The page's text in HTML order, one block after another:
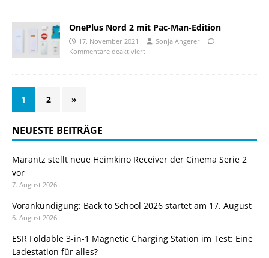
OnePlus Nord 2 mit Pac-Man-Edition
17. November 2021
Sonja Angerer
Kommentare deaktiviert
1 2 »
NEUESTE BEITRÄGE
Marantz stellt neue Heimkino Receiver der Cinema Serie 2
vor
7. August 2026
Vorankündigung: Back to School 2026 startet am 17. August
6. August 2026
ESR Foldable 3-in-1 Magnetic Charging Station im Test: Eine
Ladestation für alles?